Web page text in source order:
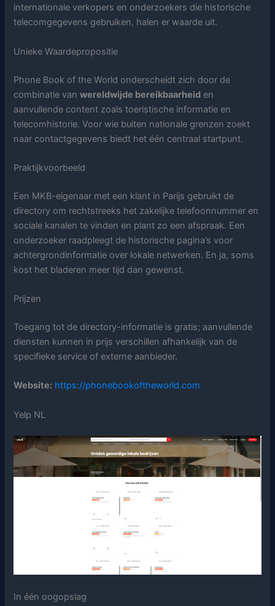
internationale verkopers en onderzoekers die historische
telecomgegevens gebruiken, halen er waarde uit.
Unieke Waardepropositie
Phone Book of the World onderscheidt zich door de
combinatie vanwereldwijde bereikbaarheid en
aanvullende content zoals toeristische informatie en
telecomhistorie. Voor wie buiten nationale grenzen zoekt
naar contactgegevens biedt het één centraal startpunt.
Praktijkvoorbeeld
Een MKB-eigenaar met een klant in Parijs gebruikt de
directory om rechtstreeks het zakelijke telefoonnummer en
sociale kanalen te vinden en plant zo een afspraak. Een
onderzoeker raadpleegt de historische pagina’s voor
achtergrondinformatie over lokale netwerken. En ja, soms
kost het bladeren meer tijd dan gewenst.
Prijzen
Toegang tot de directory-informatie is gratis; aanvullende
diensten kunnen in prijs verschillen afhankelijk van de
specifieke service of externe aanbieder.
Website: https://phonebookoftheworld.com
Yelp NL
In één oogopslag